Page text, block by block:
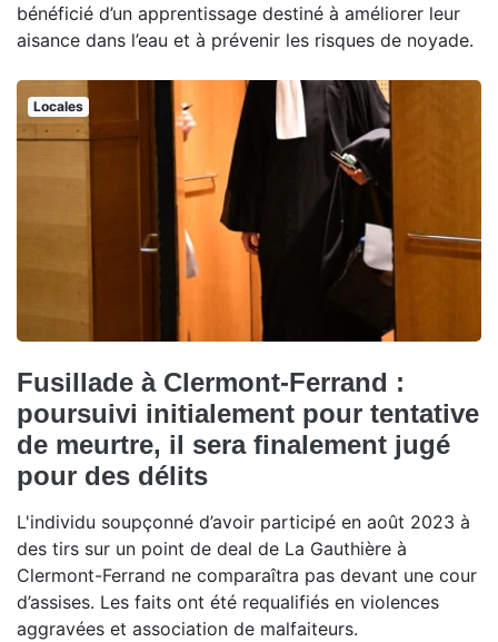
bénéficié d’un apprentissage destiné à améliorer leur
aisance dans l’eau et à prévenir les risques de noyade.
Locales
Fusillade à Clermont-Ferrand :
poursuivi initialement pour tentative
de meurtre, il sera finalement jugé
pour des délits
L'individu soupçonné d’avoir participé en août 2023 à
des tirs sur un point de deal de La Gauthière à
Clermont-Ferrand ne comparaîtra pas devant une cour
d’assises. Les faits ont été requalifiés en violences
aggravées et association de malfaiteurs.